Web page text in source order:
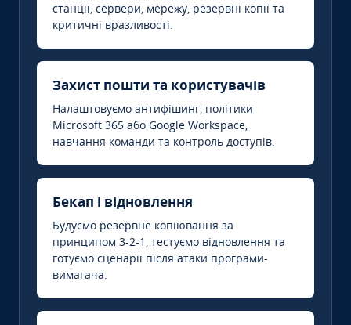
станції, сервери, мережу, резервні копії та
критичні вразливості.
Захист пошти та користувачів
Налаштовуємо антифішинг, політики
Microsoft 365 або Google Workspace,
навчання команди та контроль доступів.
Бекап і відновлення
Будуємо резервне копіювання за
принципом 3-2-1, тестуємо відновлення та
готуємо сценарії після атаки програми-
вимагача.